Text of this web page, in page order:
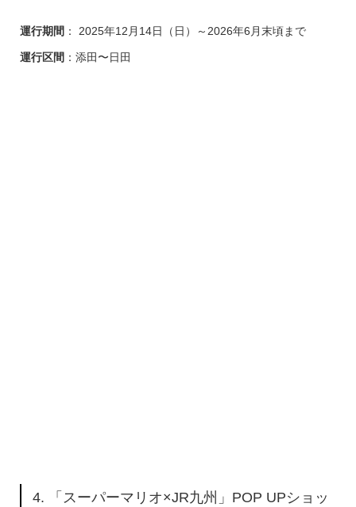
運行期間 ： 2025年12月14日（日）～2026年6月末頃まで
運行区間 ：添田〜日田
4. 「スーパーマリオ×JR九州」POP UPショッ